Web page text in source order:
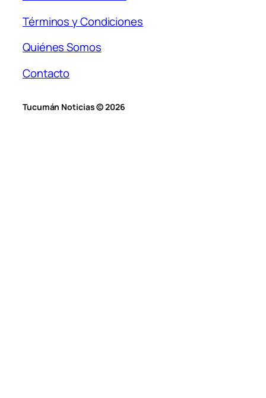
Términos y Condiciones
Quiénes Somos
Contacto
Tucumán Noticias © 2026